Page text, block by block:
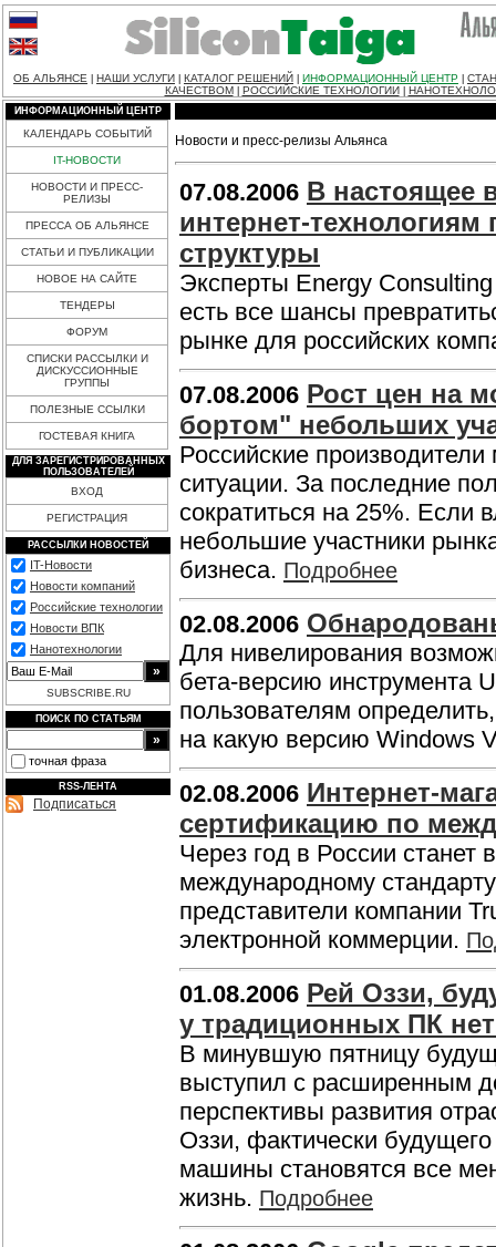
ОБ АЛЬЯНСЕ НАШИ УСЛУГИ КАТАЛОГ РЕШЕНИЙ ИНФОРМАЦИОННЫЙ ЦЕНТР
КАЧЕСТВОМ
РОССИЙСКИЕ ТЕХНОЛОГИИ
ИНФОРМАЦИОННЫЙ ЦЕНТР
КАЛЕНДАРЬ СОБЫТИЙ
IT-НОВОСТИ
НОВОСТИ И ПРЕСС-
РЕЛИЗЫ
ПРЕССА ОБ АЛЬЯНСЕ
СТАТЬИ И ПУБЛИКАЦИИ
НОВОЕ НА САЙТЕ
ТЕНДЕРЫ
ФОРУМ
СПИСКИ РАССЫЛКИ И
ДИСКУССИОННЫЕ
ГРУППЫ
ПОЛЕЗНЫЕ ССЫЛКИ
ГОСТЕВАЯ КНИГА
ДЛЯ ЗАРЕГИСТРИРОВАННЫХ
ПОЛЬЗОВАТЕЛЕЙ
ВХОД
РЕГИСТРАЦИЯ
РАССЫЛКИ НОВОСТЕЙ
IT-Новости
Новости компаний
Российские технологии
Новости ВПК
Нанотехнологии
SUBSCRIBE.RU
ПОИСК ПО СТАТЬЯМ
точная фраза
RSS-ЛЕНТА
Подписаться
Новости и пресс-релизы Альянса
07.08.2006 В настоящее
интернет-
структуры
Эксперты Energy
есть все шансы
рынке для российских
07.08.2006 Рост цен на
бортом" небольших
Российские
ситуации. За последние
сократиться на 25%.
небольшие участники
бизнеса. Подробнее
02.08.2006
Для нивелирования
бета-версию инструмента
пользователям
на какую версию Windows
02.08.2006 Интернет-
сертификацию по
Через год в России станет
международному
представители компании
электронной коммерции.
01.08.2006 Рей Оззи,
у традиционных ПК
В минувшую пятницу
выступил с расширенным
перспективы развития
Оззи, фактически
машины становятся все
жизнь. Подробнее